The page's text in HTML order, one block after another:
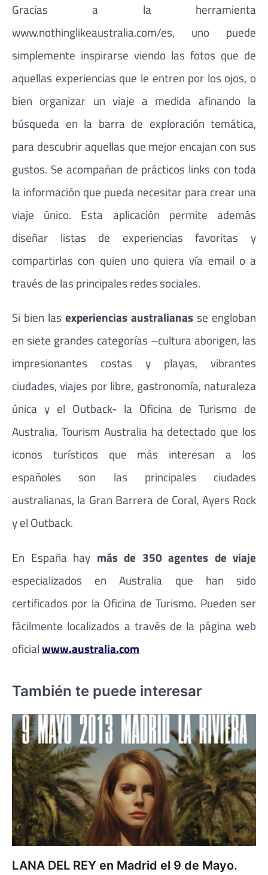
Gracias a la herramienta
www.nothinglikeaustralia.com/es, uno puede
simplemente inspirarse viendo las fotos que de
aquellas experiencias que le entren por los ojos, o
bien organizar un viaje a medida afinando la
búsqueda en la barra de exploración temática,
para descubrir aquellas que mejor encajan con sus
gustos. Se acompañan de prácticos links con toda
la información que pueda necesitar para crear una
viaje único. Esta aplicación permite además
diseñar listas de experiencias favoritas y
compartirlas con quien uno quiera vía email o a
través de las principales redes sociales.
Si bien las experiencias australianas se engloban
en siete grandes categorías –cultura aborigen, las
impresionantes costas y playas, vibrantes
ciudades, viajes por libre, gastronomía, naturaleza
única y el Outback- la Oficina de Turismo de
Australia, Tourism Australia ha detectado que los
iconos turísticos que más interesan a los
españoles son las principales ciudades
australianas, la Gran Barrera de Coral, Ayers Rock
y el Outback.
En España hay más de 350 agentes de viaje
especializados en Australia que han sido
certificados por la Oficina de Turismo. Pueden ser
fácilmente localizados a través de la página web
oficialwww.australia.com
También te puede interesar
LANA DEL REY en Madrid el 9 de Mayo.